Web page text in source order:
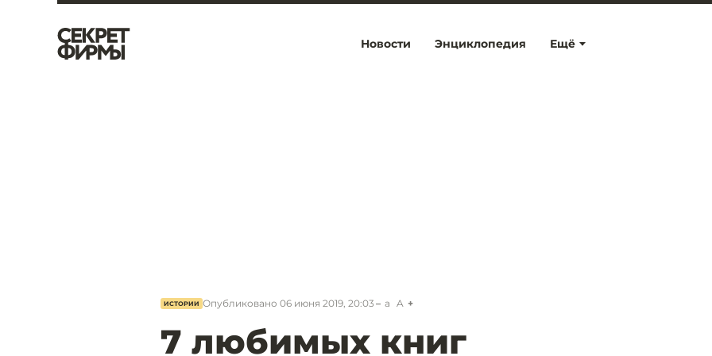
Ещё
Новости Энциклопедия
ИСТОРИИ Опубликовано 06 июня 2019, 20:03 a A
7 любимых книг